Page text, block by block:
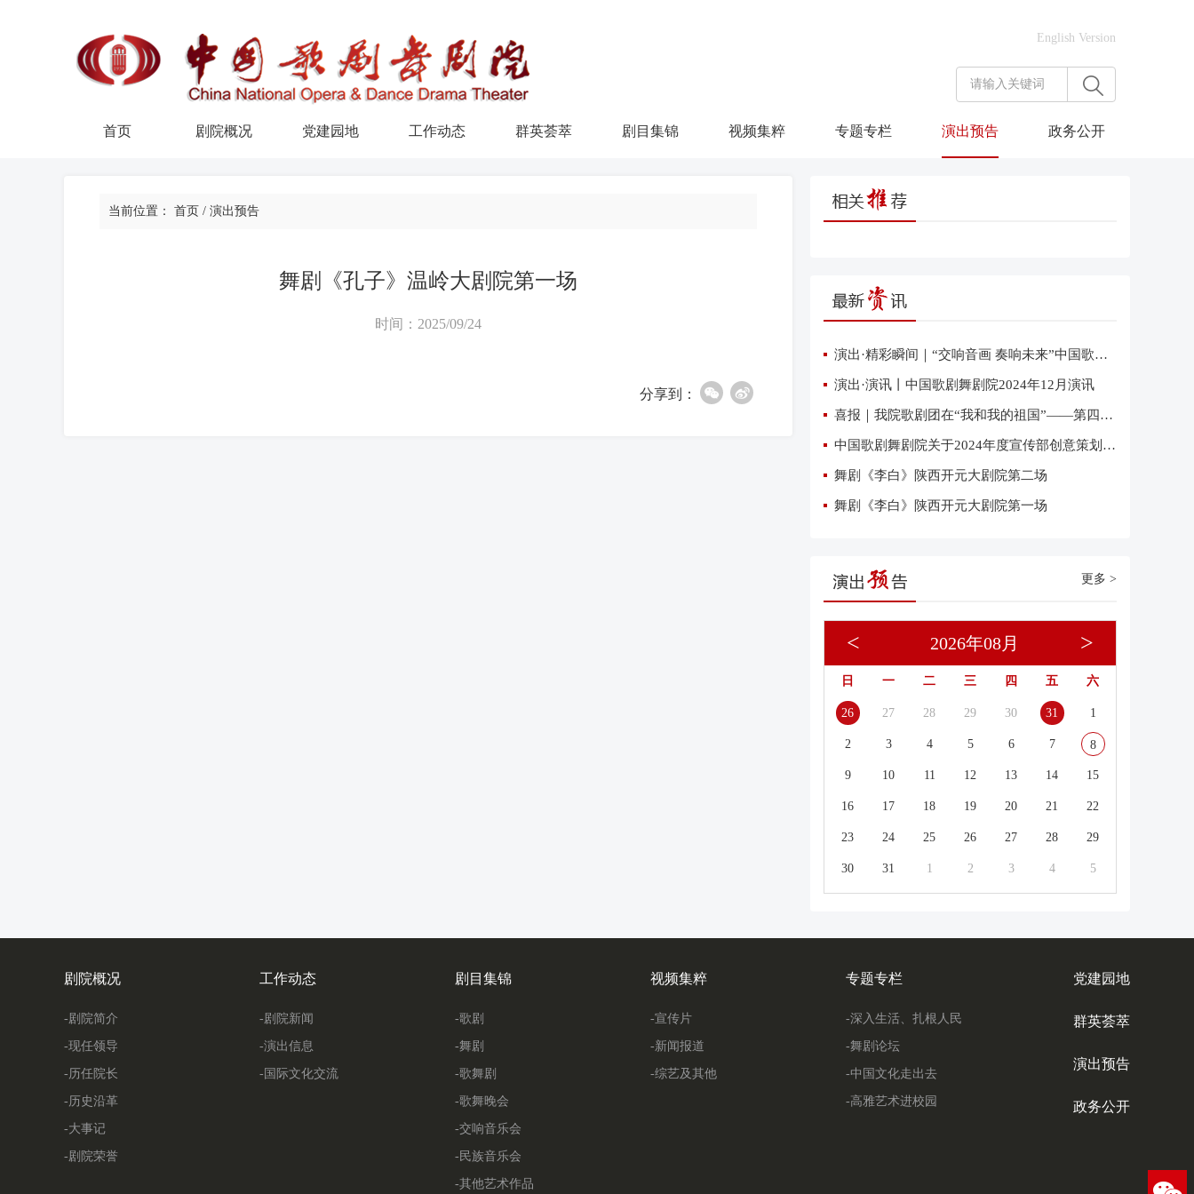
English Version
首页 剧院概况 党建园地 工作动态 群英荟萃 剧目集锦 视频集粹 专题专栏 演出预告 政务公开
当前位置： 首页 / 演出预告
舞剧《孔子》温岭大剧院第一场
时间：2025/09/24
分享到：
演出·精彩瞬间｜“交响音画 奏响未来”中国歌剧舞剧院交响音乐会在雄安上演
演出·演讯丨中国歌剧舞剧院2024年12月演讯
喜报｜我院歌剧团在“我和我的祖国”——第四届优秀网络短视频大赛中荣获三项大奖
中国歌剧舞剧院关于2024年度宣传部创意策划复试有关事项的通知
舞剧《李白》陕西开元大剧院第二场
舞剧《李白》陕西开元大剧院第一场
更多 >
2026年08月
< >
日 一 二 三 四 五 六
26 27 28 29 30 31 1
2 3 4 5 6 7 8
9 10 11 12 13 14 15
16 17 18 19 20 21 22
23 24 25 26 27 28 29
30 31 1 2 3 4 5
剧院概况
-剧院简介
-现任领导
-历任院长
-历史沿革
-大事记
-剧院荣誉
工作动态
-剧院新闻
-演出信息
-国际文化交流
剧目集锦
-歌剧
-舞剧
-歌舞剧
-歌舞晚会
-交响音乐会
-民族音乐会
-其他艺术作品
视频集粹
-宣传片
-新闻报道
-综艺及其他
专题专栏
-深入生活、扎根人民
-舞剧论坛
-中国文化走出去
-高雅艺术进校园
党建园地
群英荟萃
演出预告
政务公开